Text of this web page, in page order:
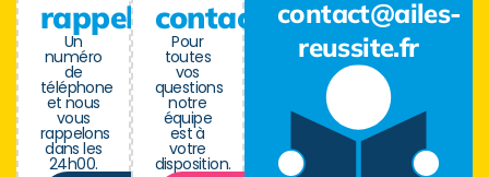
rappel
Un
numéro
de
téléphone
et nous
vous
rappelons
dans les
24h00.
contact
Pour
toutes
vos
questions
notre
équipe
est à
votre
disposition.
contact@ailes-
reussite.fr